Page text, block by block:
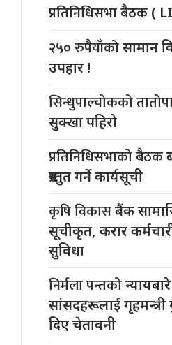
प्रतिनिधिसभा बैठक (
२५० रुपैयाँकोसामान
उपहार !
सिन्धुपाल्चोकको
सुक्खा पहिरो
प्रतिनिधिसभाको बैठक
प्रस्तुत गर्ने कार्यसूची
कृषि विकासबैंक
सूचीकृत, करार
सुविधा
निर्मला पन्तकोन्यायबारे
सांसदहरूलाई
दिए चेतावनी